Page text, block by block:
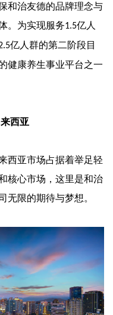
和治友德的品牌理念与
。为实现服务1.5亿人
亿人群的第二阶段目
健康养生事业平台之一
西亚
西亚市场占据着举足轻
核心市场，这里是和治
无限的期待与梦想。